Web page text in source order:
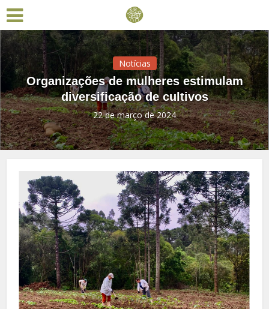
Notícias
Organizações de mulheres estimulam
diversificação de cultivos
22 de março de 2024